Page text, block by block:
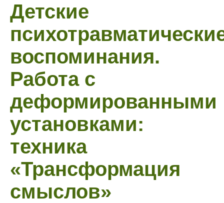
Детские
воспоминания.
Работа с
деформированными
установками:
техника
«Трансформация
смыслов»